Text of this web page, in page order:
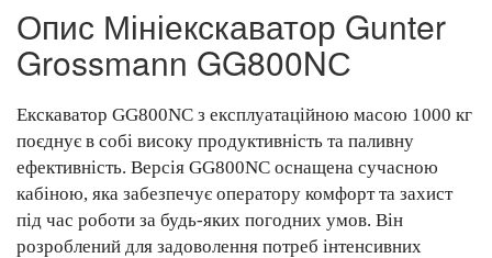
Опис Мініекскаватор Gunter
Grossmann GG800NС
Екскаватор GG800NC з експлуатаційною масою 1000 кг
поєднує в собі високу продуктивність та паливну
ефективність. Версія GG800NC оснащена сучасною
кабіною, яка забезпечує оператору комфорт та захист
під час роботи за будь-яких погодних умов. Він
розроблений для задоволення потреб інтенсивних